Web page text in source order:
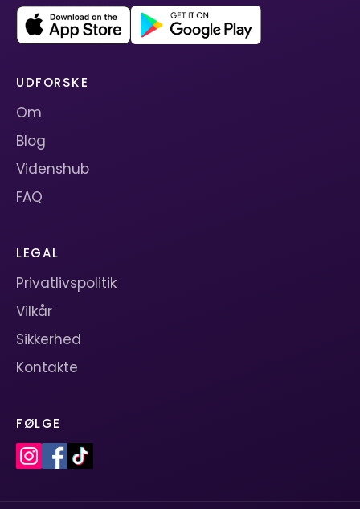
UDFORSKE
Om
Blog
Videnshub
FAQ
LEGAL
Privatlivspolitik
Vilkår
Sikkerhed
Kontakte
FØLGE